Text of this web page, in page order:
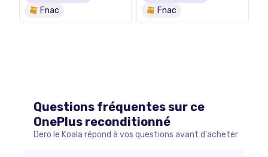
MP, 2 MP - 2x front
cameras 32 MP, 8 MP -
Fnac
Fnac
Questions fréquentes sur ce
OnePlus reconditionné
Dero le Koala répond à vos questions avant d'acheter